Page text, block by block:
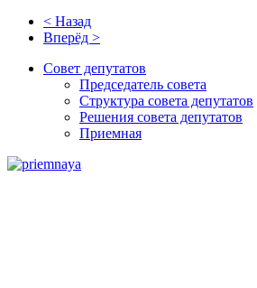
< Назад
Вперёд >
Совет депутатов
Председатель совета
Структура совета депутатов
Решения совета депутатов
Приемная